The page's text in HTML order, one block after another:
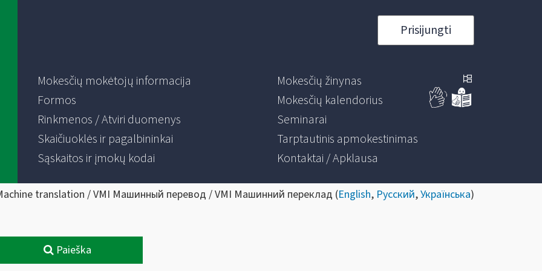
Prisijungti
Mokesčių mokėtojų informacija
Formos
Rinkmenos / Atviri duomenys
Skaičiuoklės ir pagalbininkai
Sąskaitos ir įmokų kodai
Mokesčių žinynas
Mokesčių kalendorius
Seminarai
Tarptautinis apmokestinimas
Kontaktai / Apklausa
translation / VMI Машинный перевод / VMI Машинний переклад (English, Русский,Українська)
Paieška